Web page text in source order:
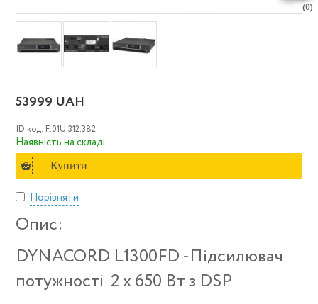
(0)
53999 UAH
ID код: F.01U.312.382
Наявність на складі
Купити
Порівняти
Опис:
DYNACORD L1300FD -Підсилювач
потужності 2 x 650 Вт з DSP